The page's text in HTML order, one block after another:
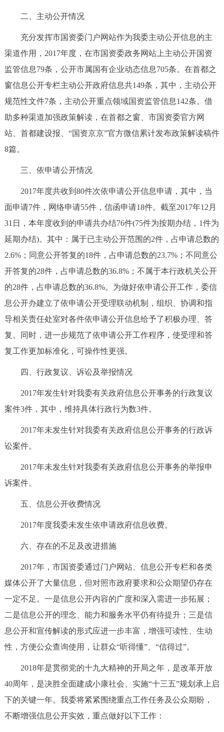
二、主动公开情况
充分发挥市国资委门户网站作为我委主动公开信息的主
渠道作用，2017年度，在市国资委政务网站上主动公开国资
监管信息79条，公开市属国有企业动态信息705条。在首都之
窗信息公开专栏主动公开政府信息共149条，其中，主动公开
规范性文件7条，主动公开重点领域国资监管信息142条。借
助多种渠道加强政策解读，在首都之窗、市国资委官方网
站、首都建设报、“国资京京”官方微信累计发布政策解读稿件
8篇。
三、依申请公开情况
2017年度共收到80件次依申请公开信息申请，其中，当
面申请7件，网络申请55件，信函申请18件。截至2017年12月
31日，本年度收到的申请共办结76件(75件为按期办结，1件为
延期办结)。其中：属于已主动公开范围的2件，占申请总数的
2.6%；同意公开答复的18件，占申请总数的23.7%；不同意公
开答复的28件，占申请总数的36.8%；不属于本行政机关公开
的28件，占申请总数的36.8%。为做好依申请公开工作，委信
息公开办建立了依申请公开受理联动机制，组织、协调和指
导相关责任处室对各件依申请公开信息给予了积极办理、答
复。同时，进一步规范了依申请公开工作程序，使受理和答
复工作更加标准化，可操作性更强。
四、行政复议、诉讼及举报情况
2017年发生针对我委有关政府信息公开事务的行政复议
案件3件，其中，维持具体行政行为数3件。
2017年未发生针对我委有关政府信息公开事务的行政诉
讼案件。
2017年未发生针对我委有关政府信息公开事务的举报申
诉案件。
五、信息公开收费情况
2017年度我委未发生依申请政府信息收费。
六、存在的不足及改进措施
2017年，市国资委通过门户网站、信息公开专栏和各类
媒体公开了大量信息，但对照市政府要求和公众期望仍存在
一定不足。一是信息公开内容的广度和深入需进一步拓展；
二是信息公开的理念、能力和服务水平仍有待提升；三是信
息公开和宣传解读的形式应进一步丰富，增强可读性、生动
性，方便公众查询使用，让群众“听得懂”、“信得过”。
2018年是贯彻党的十九大精神的开局之年，是改革开放
40周年，是决胜全面建成小康社会、实施“十三五”规划承上启
下的关键一年。我委将紧紧围绕重点工作任务及公众期盼，
不断增强信息公开实效，重点做好以下工作：